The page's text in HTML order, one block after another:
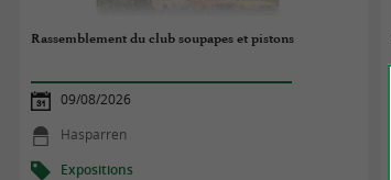
Rassemblement du club soupapes et pistons
09/08/2026
Hasparren
Expositions